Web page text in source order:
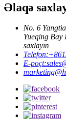
Əlaqə
No. 6
Yueqing Bay
saxlayın
Telefon:
E-poçt: